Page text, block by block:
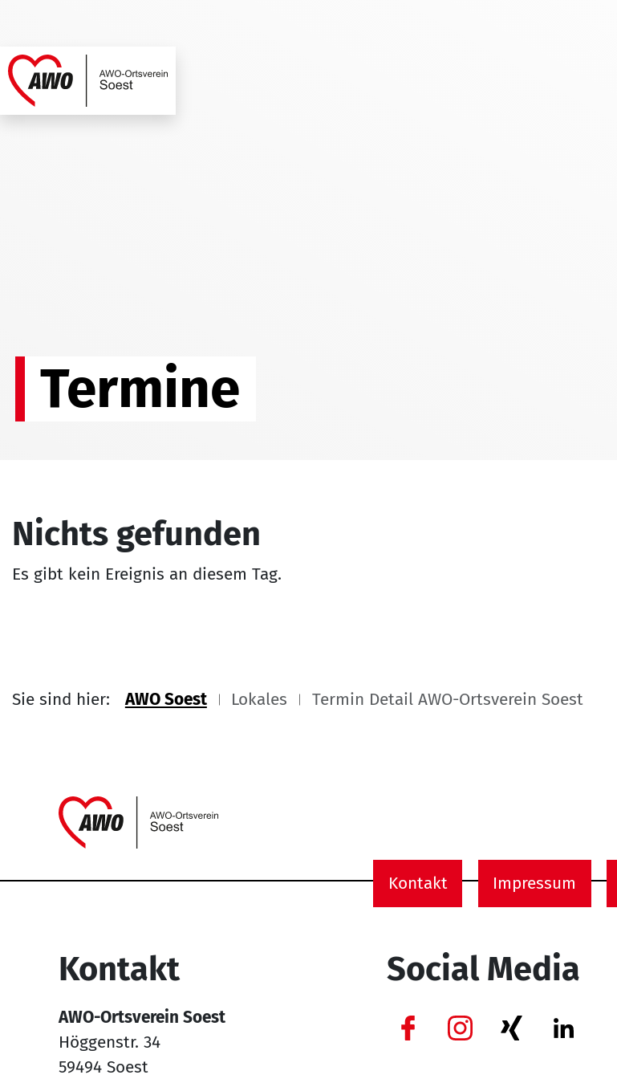
Termine
Nichts gefunden
Es gibt kein Ereignis an diesem Tag.
Sie sind hier: AWO Soest Lokales Termin Detail AWO-Ortsverein Soest
Link zu Home
Service Informationen
Kontakt Impressum
Kontakt
AWO-Ortsverein Soest
Höggenstr. 34
59494 Soest
Social Media
FacebookInstagramXing